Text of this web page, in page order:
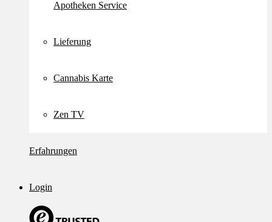
Apotheken Service
Lieferung
Cannabis Karte
Zen TV
Erfahrungen
Login